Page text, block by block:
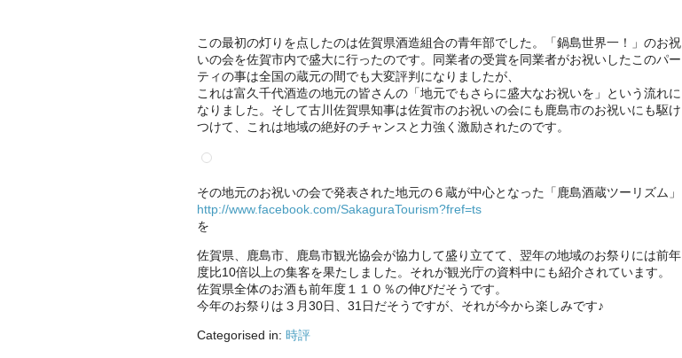
この最初の灯りを点したのは佐賀県酒造組合の青年部でした。「鍋島世界一！」のお祝
いの会を佐賀市内で盛大に行ったのです。同業者の受賞を同業者がお祝いしたこのパー
ティの事は全国の蔵元の間でも大変評判になりましたが、
これは富久千代酒造の地元の皆さんの「地元でもさらに盛大なお祝いを」という流れに
なりました。そして古川佐賀県知事は佐賀市のお祝いの会にも鹿島市のお祝いにも駆け
つけて、これは地域の絶好のチャンスと力強く激励されたのです。
その地元のお祝いの会で発表された地元の６蔵が中心となった「鹿島酒蔵ツーリズム」
http://www.facebook.com/SakaguraTourism?fref=ts
を
佐賀県、鹿島市、鹿島市観光協会が協力して盛り立てて、翌年の地域のお祭りには前年
度比10倍以上の集客を果たしました。それが観光庁の資料中にも紹介されています。
佐賀県全体のお酒も前年度１１０％の伸びだそうです。
今年のお祭りは３月30日、31日だそうですが、それが今から楽しみです♪
Categorised in: 時評